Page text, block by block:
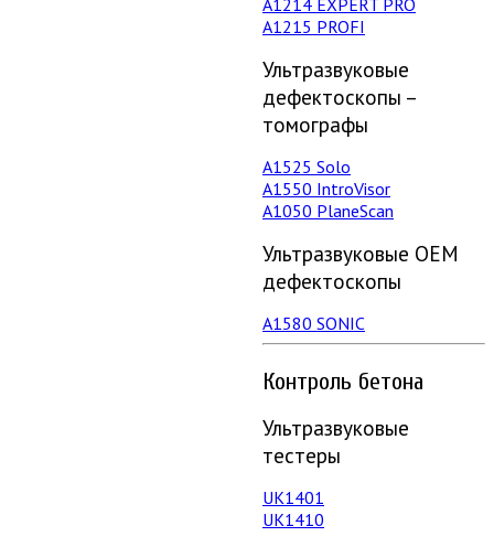
А1214 EXPERT PRO
A1215 PROFI
Ультразвуковые
дефектоскопы –
томографы
А1525 Solo
А1550 IntroVisor
А1050 PlaneScan
Ультразвуковые ОЕМ
дефектоскопы
A1580 SONIC
Контроль бетона
Ультразвуковые
тестеры
UK1401
UK1410